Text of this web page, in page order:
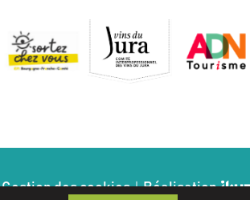
Gestion des cookies Réalisation